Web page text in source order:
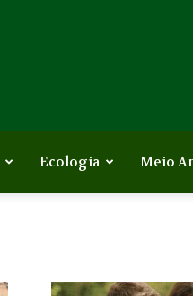
Ecologia Meio